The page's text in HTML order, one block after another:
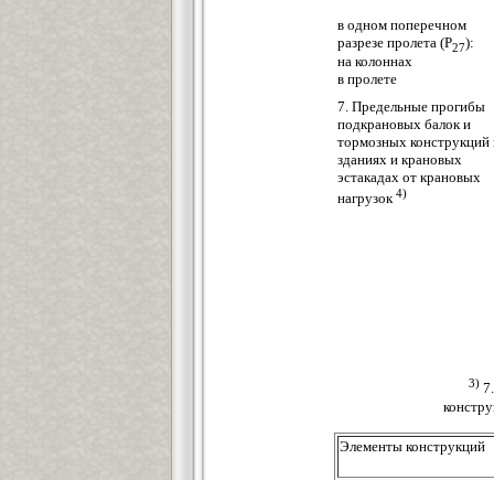
в одном поперечном
разрезе пролета (Р27):
на колоннах
в пролете
7. Предельные прогибы
подкрановых балок и
тормозных конструкций
зданиях и крановых
эстакадах от крановых
нагрузок4)
3)
Элементы конструкций